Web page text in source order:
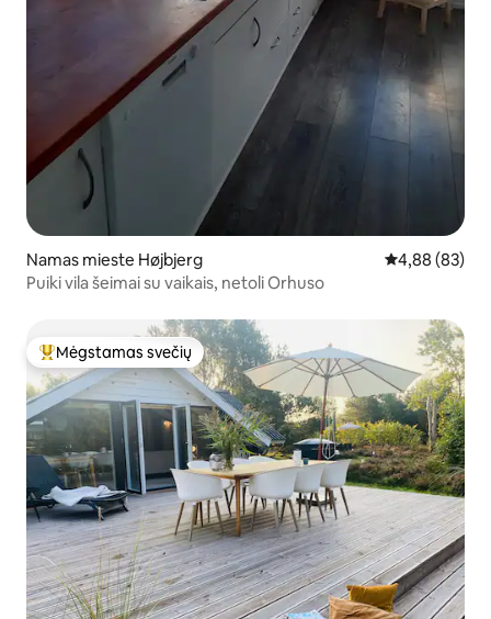
Namas mieste Højbjerg Vidutinis
4,88 (83)
Puiki vila šeimai su vaikais, netoli Orhuso
Svečių mėgstamiausias
Mėgstamas svečių